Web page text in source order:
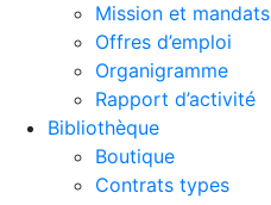
Mission et mandats
Offres d’emploi
Organigramme
Rapport d’activité
Bibliothèque
Boutique
Contrats types